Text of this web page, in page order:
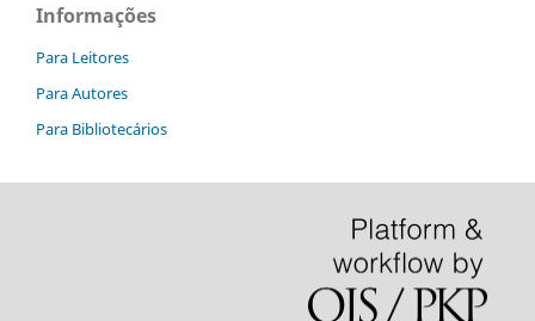
Informações
Para Leitores
Para Autores
Para Bibliotecários